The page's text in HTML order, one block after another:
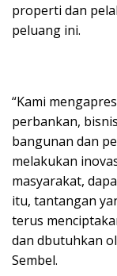
properti dan
peluang ini.
“Kami
perbankan,
bangunan dan
melakukan
masyarakat,
itu, tantangan
terus
dan dbutuhkan
Sembel.